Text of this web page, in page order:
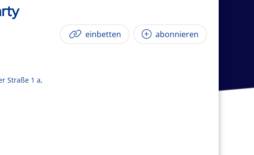
einbetten abonnieren
Straße 1 a,